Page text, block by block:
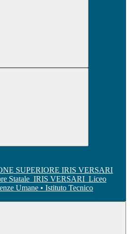
Statale IRIS VERSARI Liceo
Umane • Istituto Tecnico